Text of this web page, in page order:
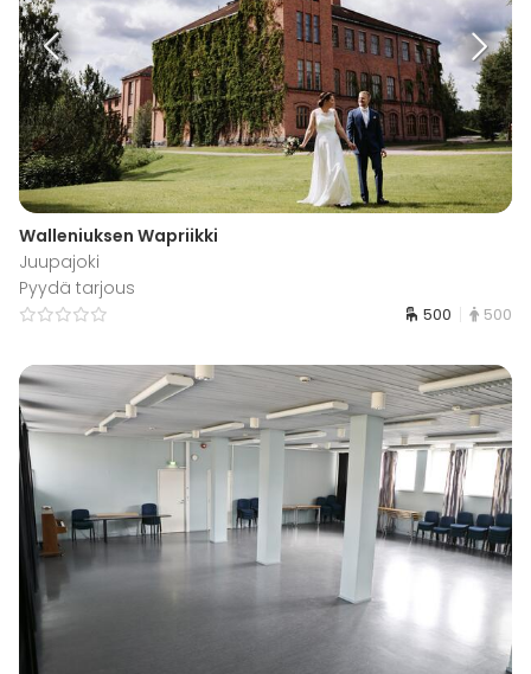
Walleniuksen Wapriikki
Juupajoki
Pyydä tarjous
500 500